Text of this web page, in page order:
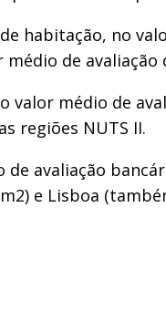
habitação, no
de
valor médio de
regiões NUTS II.
avaliação
e Lisboa